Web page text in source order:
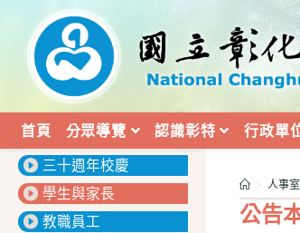
內
首頁 分眾導覽 認識彰特 行政單
公告
> 人事室
:::
三十週年校慶
學生與家長
教職員工